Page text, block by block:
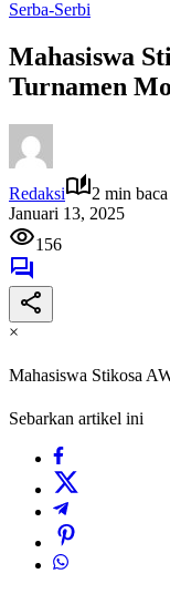
Serba-Serbi
Mahasiswa
Turnamen
Redaksi
2 min baca
Januari 13, 2025
156
×
Mahasiswa Stikosa
Sebarkan artikel ini